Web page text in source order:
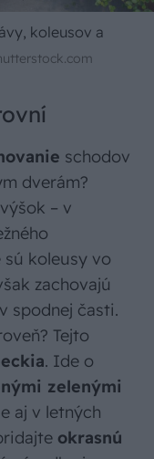
koleusov a
schodov
dverám?
– v
sú koleusy vo
zachovajú
spodnej časti.
Tejto
. Ide o
zelenými
aj v letných
okrasnú